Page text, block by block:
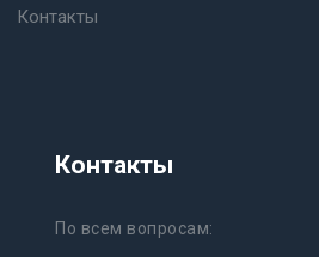
Контакты
Контакты
По всем вопросам: